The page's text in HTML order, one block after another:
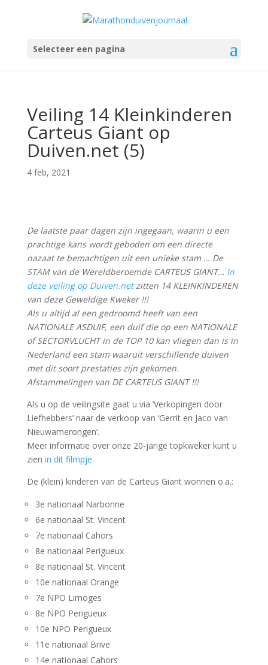
Selecteer een pagina
Veiling 14 Kleinkinderen
Carteus Giant op
Duiven.net (5)
4 feb, 2021
De laatste paar dagen zijn ingegaan, waarin u een
prachtige kans wordt geboden om een directe
nazaat te bemachtigen uit een unieke stam … De
STAM van de Wereldberoemde CARTEUS GIANT… In
deze veiling op Duiven.netzitten 14 KLEINKINDEREN
van deze Geweldige Kweker !!!
Als u altijd al een gedroomd heeft van een
NATIONALE ASDUIF, een duif die op een NATIONALE
of SECTORVLUCHT in de TOP 10 kan vliegen dan is in
Nederland een stam waaruit verschillende duiven
met dit soort prestaties zijn gekomen.
Afstammelingen van DE CARTEUS GIANT !!!
Als u op de veilingsite gaat u via ‘Verkopingen door
Liefhebbers’ naar de verkoop van ‘Gerrit en Jaco van
Nieuwamerongen’.
Meer informatie over onze 20-jarige topkweker kunt u
zien in dit filmpje.
De (klein) kinderen van de Carteus Giant wonnen o.a.:
3e nationaal Narbonne
6e nationaal St. Vincent
7e nationaal Cahors
8e nationaal Perigueux
8e nationaal St. Vincent
10e nationaal Orange
7e NPO Limoges
8e NPO Perigueux
10e NPO Perigueux
11e nationaal Brive
14e nationaal Cahors